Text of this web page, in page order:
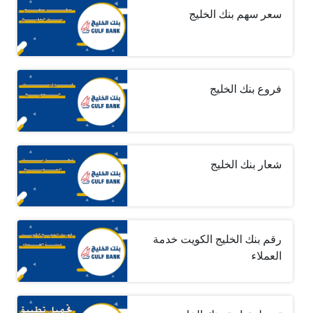
سعر سهم بنك الخليج
فروع بنك الخليج
شعار بنك الخليج
رقم بنك الخليج الكويت خدمة
العملاء